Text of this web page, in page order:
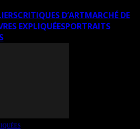
CRITIQUES D’ARTMARCHÉ DE
EXPLIQUÉESPORTRAITS